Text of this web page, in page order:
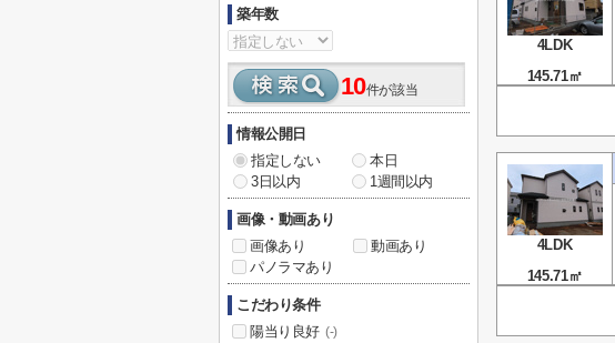
4LDK
145.71㎡
4LDK
145.71㎡
築年数
10件が該当
情報公開日
指定しない
本日
3日以内
1週間以内
画像・動画あり
画像あり
動画あり
パノラマあり
こだわり条件
陽当り良好 (-)